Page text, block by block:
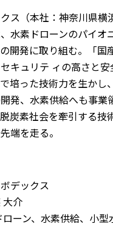
ス（本社：神奈川県横
水素ドローンのパイオ
開発に取り組む。「国
キュリテ ィの高さと安
培った技術力を生かし
発、水素供給へも事業
炭素社会を牽引する技
端を走る。
デックス
大介
ーン、水素供給、小型